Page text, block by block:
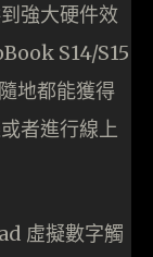
強大硬件效
S14/S15
地都能獲得
者進行線上
虛擬數字觸